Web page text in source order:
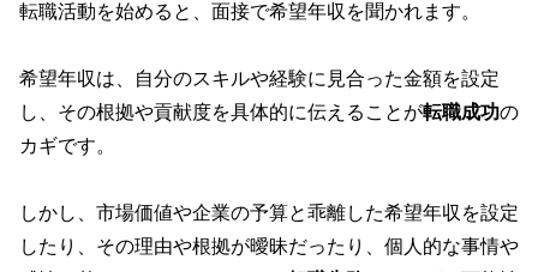
転職活動を始めると、面接で希望年収を聞かれます。
希望年収は、自分のスキルや経験に見合った金額を設定
し、その根拠や貢献度を具体的に伝えることが転職成功の
カギです。
しかし、市場価値や企業の予算と乖離した希望年収を設定
したり、その理由や根拠が曖昧だったり、個人的な事情や